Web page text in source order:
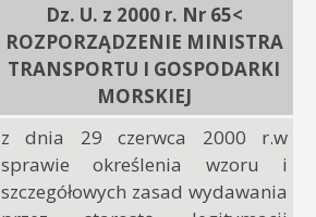
Dz. U. z 2000 r. Nr 65<
ROZPORZĄDZENIE MINISTRA
TRANSPORTU I GOSPODARKI
MORSKIEJ
z dnia 29 czerwca 2000 r.w
sprawie określenia wzoru i
szczegółowych zasad wydawania